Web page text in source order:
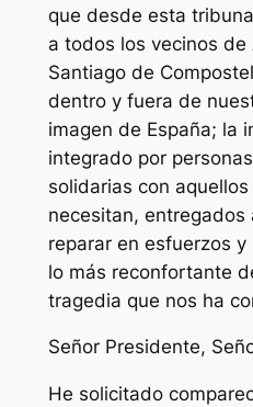
que desde esta
a todos los vecinos de
Santiago de
dentro y fuera de
imagen de España; la
integrado por
solidarias con
necesitan, entregados
reparar en esfuerzos
lo más reconfortante
tragedia que nos ha
Señor Presidente,
He solicitado